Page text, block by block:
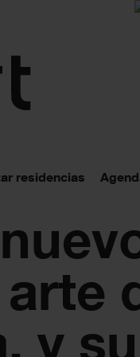
residencias
y su